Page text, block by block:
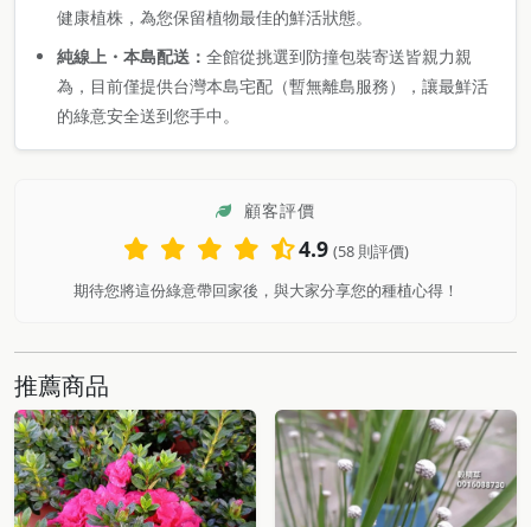
健康植株，為您保留植物最佳的鮮活狀態。
純線上・本島配送：全館從挑選到防撞包裝寄送皆親力親
為，目前僅提供台灣本島宅配（暫無離島服務），讓最鮮活
的綠意安全送到您手中。
顧客評價
4.9 (58 則評價)
期待您將這份綠意帶回家後，與大家分享您的種植心得！
推薦商品